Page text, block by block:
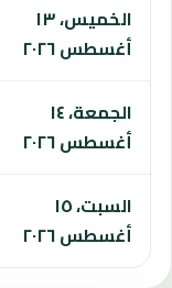
الخميس، ١٣
أغسطس ٢٠٢٦
الجمعة، ١٤
أغسطس ٢٠٢٦
السبت، ١٥
أغسطس ٢٠٢٦